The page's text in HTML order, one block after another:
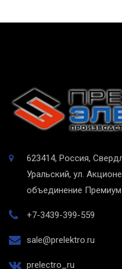
623414, Россия,
Уральский, ул.
объединение
+7-3439-399-559
sale@prelektro.ru
prelectro_ru